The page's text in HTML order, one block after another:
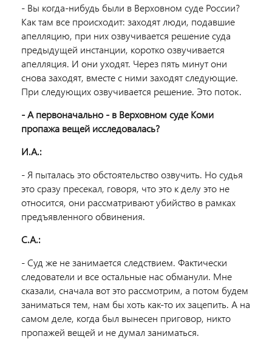
- Вы когда-нибудь были в Верховном суде России?
Как там все происходит: заходят люди, подавшие
апелляцию, при них озвучивается решение суда
предыдущей инстанции, коротко озвучивается
апелляция. И они уходят. Через пять минут они
снова заходят, вместе с ними заходят следующие.
При следующих озвучивается решение. Это поток.
- А первоначально - в Верховном суде Коми
пропажа вещей исследовалась?
И.А.:
- Я пыталась это обстоятельство озвучить. Но судья
это сразу пресекал, говоря, что это к делу это не
относится, они рассматривают убийство в рамках
предъявленного обвинения.
С.А.:
- Суд же не занимается следствием. Фактически
следователи и все остальные нас обманули. Мне
сказали, сначала вот это рассмотрим, а потом будем
заниматься тем, нам бы хоть как-то их зацепить. А на
самом деле, когда был вынесен приговор, никто
пропажей вещей и не думал заниматься.